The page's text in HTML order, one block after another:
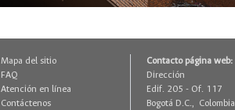
Mapa del sitio
FAQ
Atención en línea
Contáctenos
Contacto página web:
Dirección
Edif. 205 - Of. 117
Bogotá D.C., Colombia